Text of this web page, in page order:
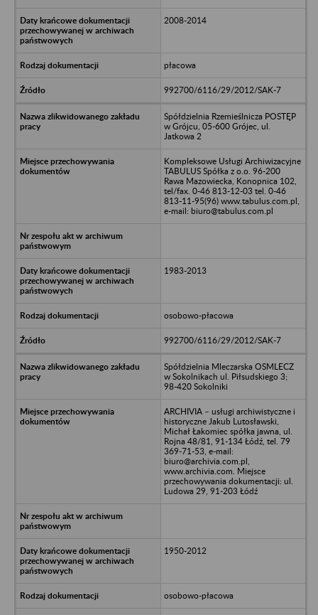
2008-2014
płacowa
992700/6116/29/2012/SAK-7
Spółdzielnia Rzemieślnicza POSTĘP
w Grójcu, 05-600 Grójec, ul.
Jatkowa 2
Kompleksowe Usługi Archiwizacyjne
TABULUS Spółka z o.o. 96-200
Rawa Mazowiecka, Konopnica 102,
tel/fax. 0-46 813-12-03 tel. 0-46
813-11-95(96) www.tabulus.com.pl,
e-mail: biuro@tabulus.com.pl
1983-2013
osobowo-płacowa
992700/6116/29/2012/SAK-7
Spółdzielnia Mleczarska OSMLECZ
w Sokolnikach ul. Piłsudskiego 3;
98-420 Sokolniki
ARCHIVIA – usługi archiwistyczne i
historyczne Jakub Lutosławski,
Michał Łakomiec spółka jawna, ul.
Rojna 48/81, 91-134 Łódź, tel. 79
369-71-53, e-mail:
biuro@archivia.com.pl,
www.archivia.com. Miejsce
przechowywania dokumentacji: ul.
Ludowa 29, 91-203 Łódź
1950-2012
osobowo-płacowa